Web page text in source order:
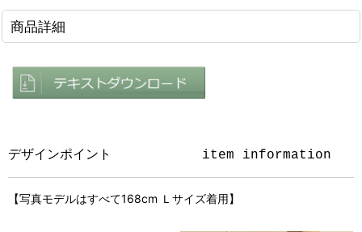
商品詳細
デザインポイント item information
【写真モデルはすべて168cm Ｌサイズ着用】